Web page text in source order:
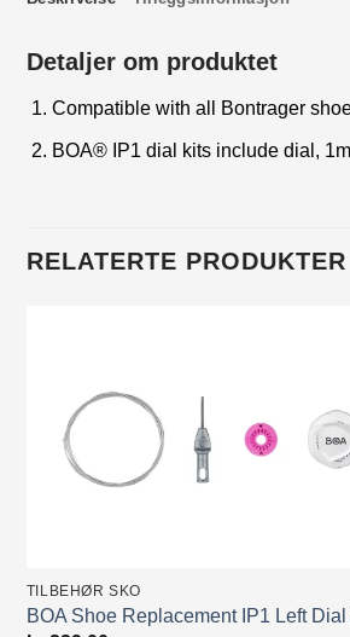
Detaljer om produktet
Compatible with all Bontrager
BOA® IP1 dial kits include dial,
RELATERTE PRODUKTER
TILBEHØR SKO
BOA Shoe Replacement IP1 Left Dial